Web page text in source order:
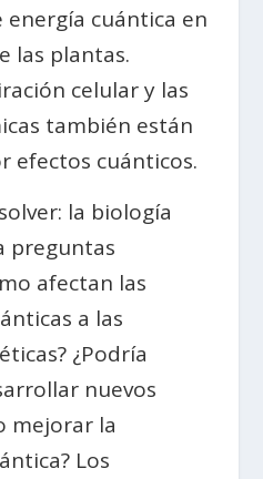
cuántica en
las plantas.
celular y las
también están
efectos cuánticos.
la biología
preguntas
afectan las
a las
¿Podría
nuevos
mejorar la
Los